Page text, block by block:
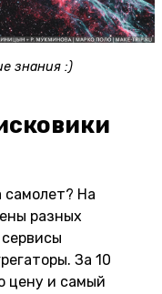
знания :)
самолет? На
разных
За 10
цену и самый